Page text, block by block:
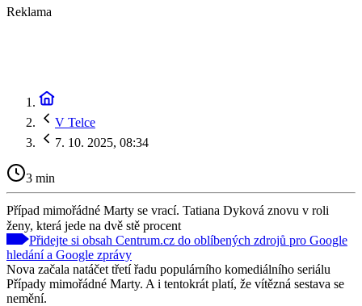
Reklama
V Telce
7. 10. 2025, 08:34
3 min
Případ mimořádné Marty se vrací. Tatiana Dyková znovu v roli
ženy, která jede na dvě stě procent
Přidejte si obsah Centrum.cz do oblíbených zdrojů pro Google
hledání a Google zprávy
Nova začala natáčet třetí řadu populárního komediálního seriálu
Případy mimořádné Marty. A i tentokrát platí, že vítězná sestava se
nemění.